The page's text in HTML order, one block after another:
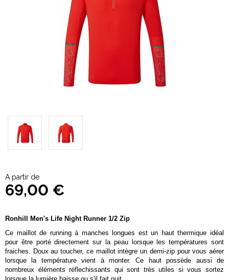
A partir de
69,00 €
Ronhill Men's Life Night Runner 1/2 Zip
Ce maillot de running à manches longues est un haut thermique idéal
pour être porté directement sur la peau lorsque les températures sont
fraiches. Doux au toucher, ce maillot intègre un demi-zip pour vous aérer
lorsque la température vient à monter. Ce haut possède aussi de
nombreux éléments réflechissants qui sont très utiles si vous sortez